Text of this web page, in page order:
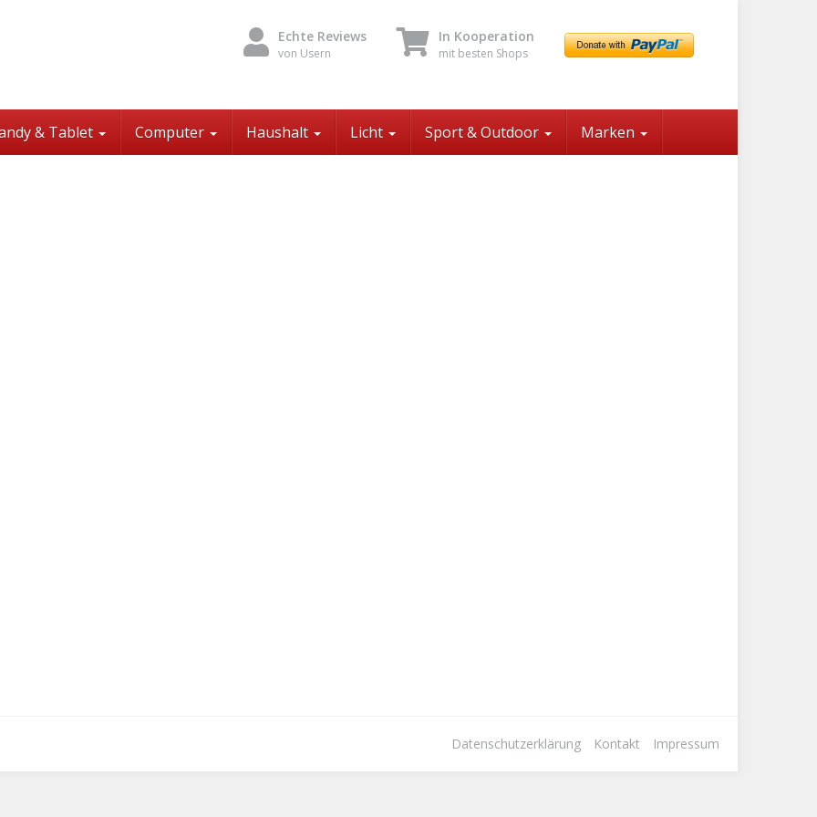
Echte Reviews
von Usern
In Kooperation
mit besten Shops
& Tablet Computer Haushalt Licht Sport & Outdoor Marken
Datenschutzerklärung Kontakt Impressum